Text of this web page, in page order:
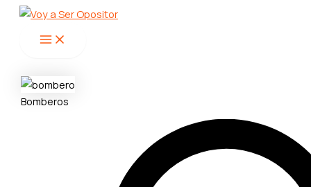
contenido
Menu
Bomberos